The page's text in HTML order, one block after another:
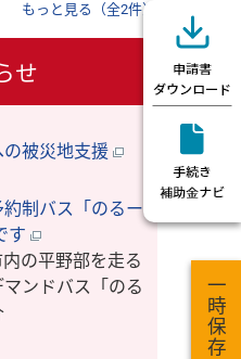
もっと見る（全2件）
せ
被災地支援
制バス「のるー
す
の平野部を走る
ンドバス「のる
一時保存